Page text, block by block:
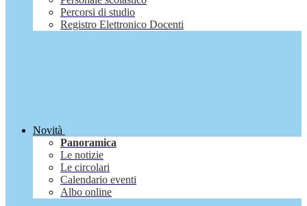
Percorsi di studio
Registro Elettronico Docenti
Novità
Panoramica
Le notizie
Le circolari
Calendario eventi
Albo online